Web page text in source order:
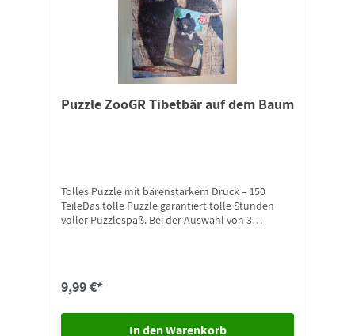
Puzzle ZooGR Tibetbär auf dem Baum
Tolles Puzzle mit bärenstarkem Druck – 150
TeileDas tolle Puzzle garantiert tolle Stunden
voller Puzzlespaß. Bei der Auswahl von 3
9,99 €*
In den Warenkorb